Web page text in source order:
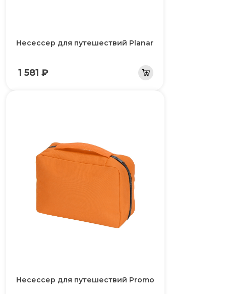
Несессер для путешествий Planar
1 581 ₽
Несессер для путешествий Promo